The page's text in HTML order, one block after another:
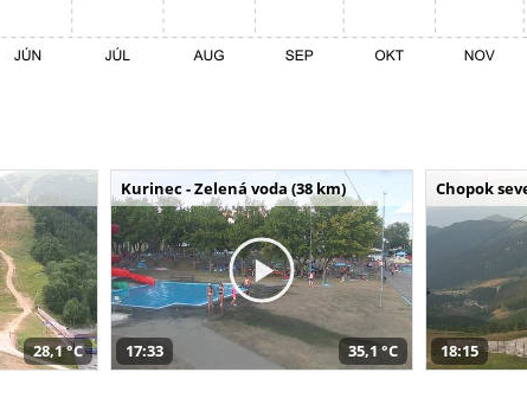
28,1 °C
Kurinec - Zelená voda (38 km)
17:33 35,1 °C
Chopok
18:15